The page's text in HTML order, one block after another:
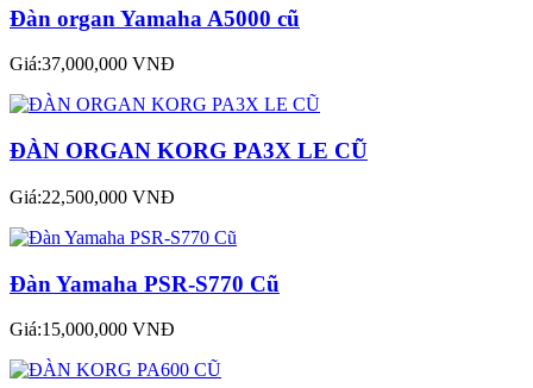
Đàn organ Yamaha A5000 cũ
Giá:37,000,000 VNĐ
ĐÀN ORGAN KORG PA3X LE CŨ
Giá:22,500,000 VNĐ
Đàn Yamaha PSR-S770 Cũ
Giá:15,000,000 VNĐ